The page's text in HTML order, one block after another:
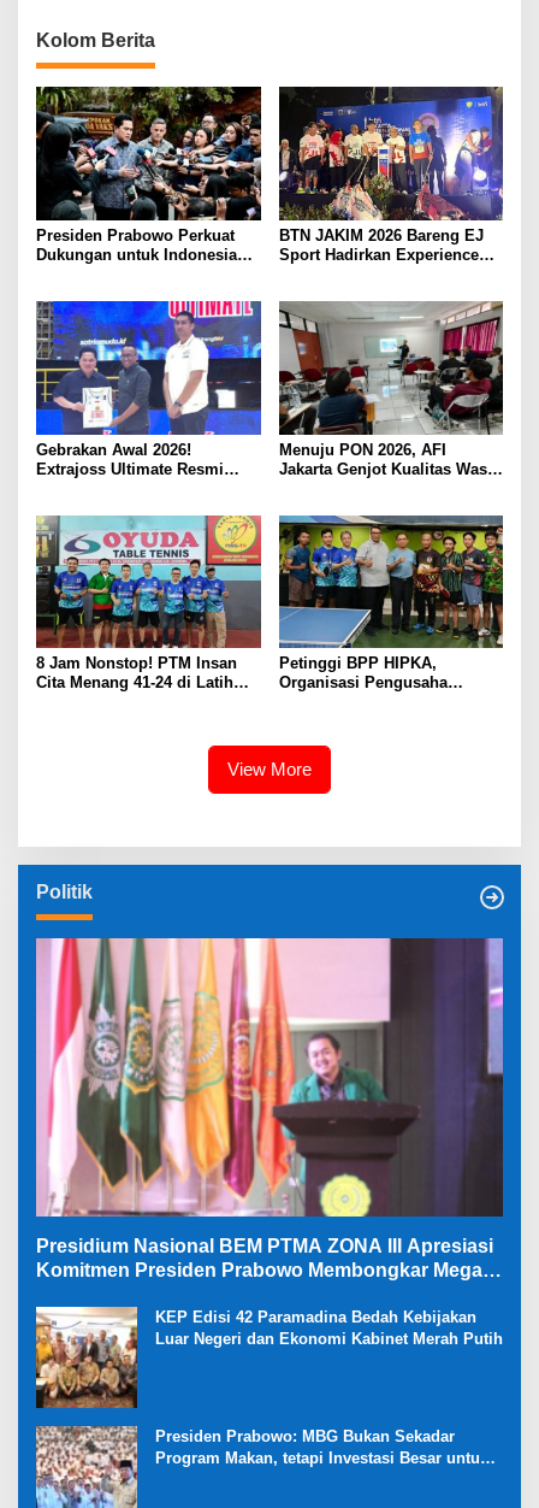
Kolom Berita
Presiden Prabowo Perkuat
Dukungan untuk Indonesia
Timnas Menuju Piala Dunia
2030
BTN JAKIM 2026 Bareng EJ
Sport Hadirkan Experience
Gebrakan Awal 2026!
Extrajoss Ultimate Resmi
Menuju PON 2026, AFI
Jakarta Genjot Kualitas Wasit
8 Jam Nonstop! PTM Insan
Cita Menang 41-24 di Latih
Petinggi BPP HIPKA,
Organisasi Pengusaha
View More
Politik
Presidium Nasional BEM PTMA ZONA III Apresiasi
Komitmen Presiden Prabowo Membongkar Mega
KEP Edisi 42 Paramadina Bedah Kebijakan
Luar Negeri dan Ekonomi Kabinet Merah Putih
Presiden Prabowo: MBG Bukan Sekadar
Program Makan, tetapi Investasi Besar untuk